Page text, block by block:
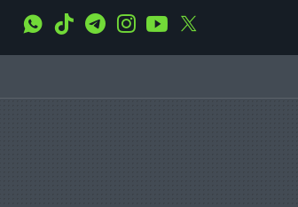
WhatsApp
Tiktok TelegramInstagramYoutube